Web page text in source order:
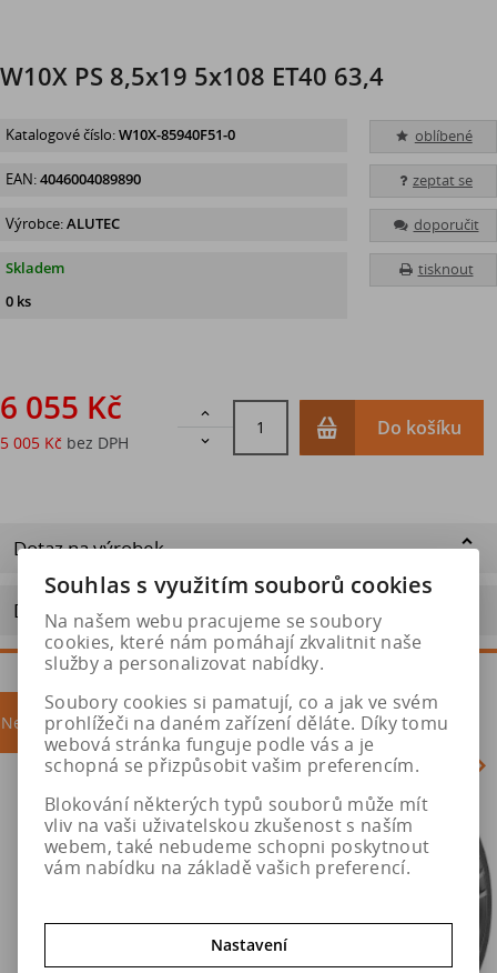
W10X PS 8,5x19 5x108 ET40 63,4
oblíbené
zeptat se
doporučit
tisknout
Katalogové číslo:W10X-85940F51-0
EAN:4046004089890
Výrobce:ALUTEC
Skladem
0 ks
6 055 Kč
5 005 Kč bez DPH


Do košíku
Dotaz na výrobek
Doporučit výrobek
Nejprodávanější akce
Akce
Souhlas s využitím souborů cookies
Na našem webu pracujeme se soubory
cookies, které nám pomáhají zkvalitnit naše
služby a personalizovat nabídky.
Soubory cookies si pamatují, co a jak ve svém
prohlížeči na daném zařízení děláte. Díky tomu
webová stránka funguje podle vás a je
schopná se přizpůsobit vašim preferencím.
Blokování některých typů souborů může mít
vliv na vaši uživatelskou zkušenost s naším
webem, také nebudeme schopni poskytnout
vám nabídku na základě vašich preferencí.
Nastavení